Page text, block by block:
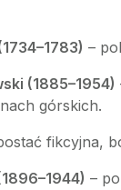
–
(1885–1954)
górskich.
fikcyjna,
–